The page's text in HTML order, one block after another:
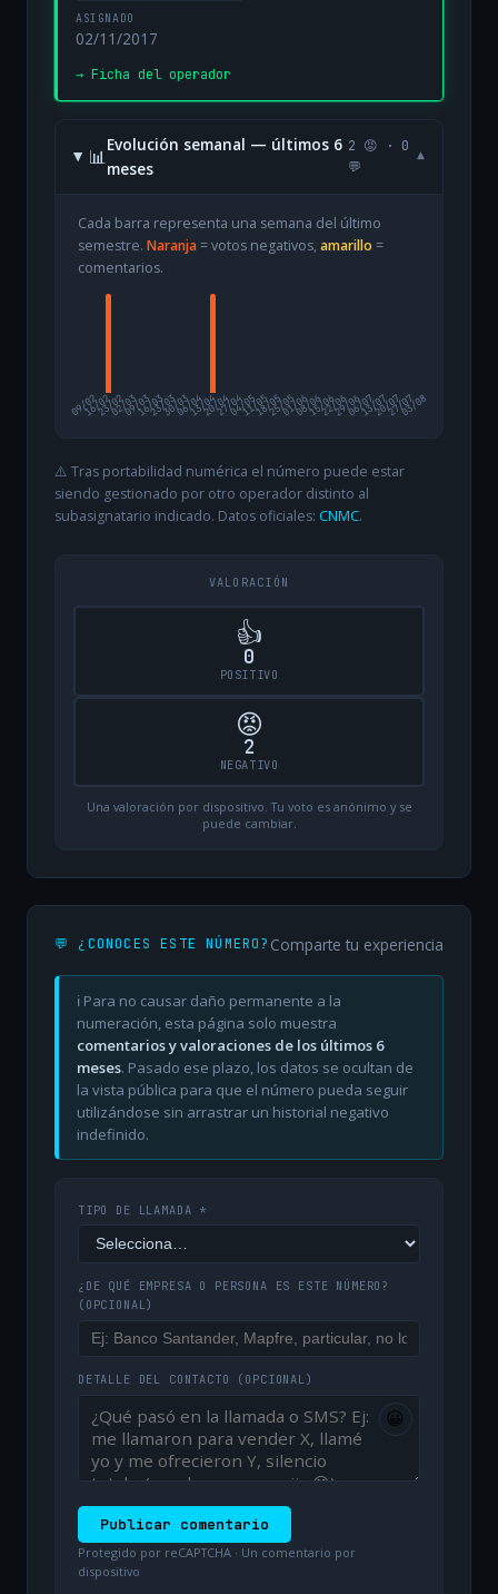
ASIGNADO
02/11/2017
→ Ficha del operador
📊
Evolución semanal — últimos 6
meses
2 😡 · 0
💬
▾
Cada barra representa una semana del último
semestre. Naranja= votos negativos, amarillo =
comentarios.
09/02
16/0223/0202/0309/0316/0323/0330/0306/0413/0420/0427/0404/0511/0518/0525/0501/0608/0615/0622/0629/0606/0713/0720/0727/07
03/08
⚠️ Tras portabilidad numérica el número puede estar
siendo gestionado por otro operador distinto al
subasignatario indicado. Datos oficiales: CNMC.
VALORACIÓN
👍
0
POSITIVO
😡
2
NEGATIVO
Una valoración por dispositivo. Tu voto es anónimo y se
puede cambiar.
💬 ¿CONOCES ESTE NÚMERO? Comparte tu experiencia
ℹ️ Para no causar daño permanente a la
numeración, esta página solo muestra
comentarios y valoraciones de los últimos 6
meses. Pasado ese plazo, los datos se ocultan de
la vista pública para que el número pueda seguir
utilizándose sin arrastrar un historial negativo
indefinido.
TIPO DE LLAMADA *
¿DE QUÉ EMPRESA O PERSONA ES ESTE NÚMERO?
(OPCIONAL)
DETALLE DEL CONTACTO (OPCIONAL)
😀
Publicar comentario
Protegido por reCAPTCHA · Un comentario por
dispositivo